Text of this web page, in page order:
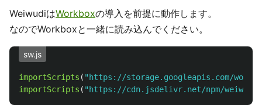
WeiwudiはWorkboxの導入を前提に動作します。
なのでWorkboxと一緒に読み込んでください。
sw.js
importScripts ( " https://storage.googleapis.com/
importScripts ( " https://cdn.jsdelivr.net/npm/